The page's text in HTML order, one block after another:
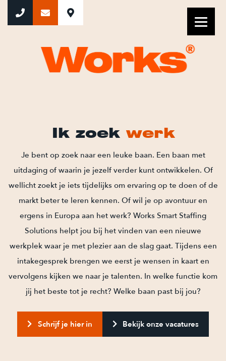
Ik zoek werk
Ik zoek werk
Je bent op zoek naar een leuke baan. Een baan met
uitdaging of waarin je jezelf verder kunt ontwikkelen. Of
wellicht zoekt je iets tijdelijks om ervaring op te doen of de
markt beter te leren kennen. Of wil je op avontuur en
ergens in Europa aan het werk? Works Smart Staffing
Solutions helpt jou bij het vinden van een nieuwe
werkplek waar je met plezier aan de slag gaat. Tijdens een
intakegesprek brengen we eerst je wensen in kaart en
vervolgens kijken we naar je talenten. In welke functie kom
jij het beste tot je recht? Welke baan past bij jou?
Schrijf je hier in Bekijk onze vacatures